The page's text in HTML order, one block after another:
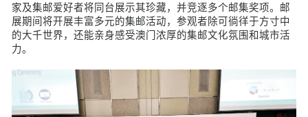
家及集邮爱好者将同台展示其珍藏，并竞逐多个邮集奖项。邮
展期间将开展丰富多元的集邮活动，参观者除可徜徉于方寸中
的大千世界，还能亲身感受澳门浓厚的集邮文化氛围和城市活
力。